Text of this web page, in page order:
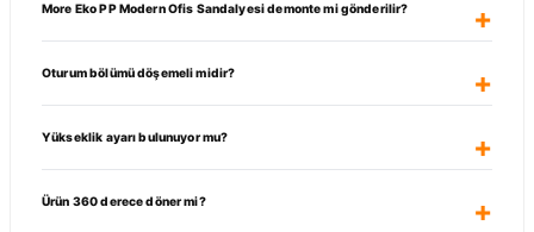
More Eko PP Modern Ofis Sandalyesi demonte mi gönderilir?
Oturum bölümü döşemeli midir?
Yükseklik ayarı bulunuyor mu?
Ürün 360 derece döner mi?